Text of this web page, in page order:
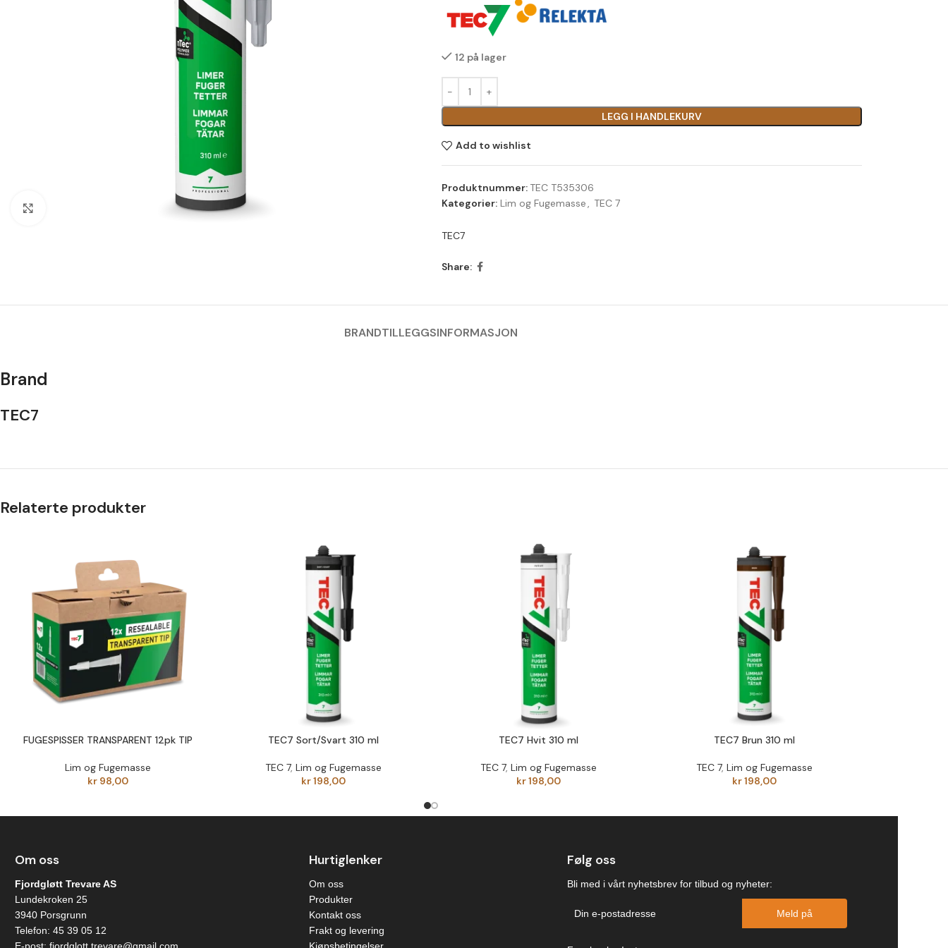
12 på lager
LEGG I HANDLEKURV
Add to wishlist
Produktnummer: TEC T535306
Kategorier: Lim og Fugemasse, TEC 7
TEC7
Share:
BRANDTILLEGGSINFORMASJON
Brand
TEC7
Relaterte produkter
FUGESPISSER TRANSPARENT 12pk TIP
Lim og Fugemasse
kr98,00
TEC7 Sort/Svart 310 ml
TEC 7, Lim og Fugemasse
kr198,00
TEC7 Hvit 310 ml
TEC 7,Lim og Fugemasse
kr198,00
TEC7 Brun 310 ml
TEC 7, Lim og Fugemasse
kr198,00
Om oss
Fjordgløtt Trevare AS
Lundekroken 25
3940 Porsgrunn
Telefon: 45 39 05 12
Hurtiglenker
Om oss
Produkter
Kontakt oss
Frakt og levering
Følg oss
Bli med i vårt nyhetsbrev for tilbud og nyheter:
Meld på